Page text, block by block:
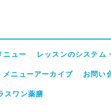
ニュー レッスンのシステム
メニューアーカイブ お問い
スワン薬膳